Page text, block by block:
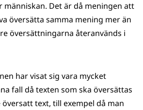
Det är då meningen att
översätta samma mening mer än
översättningarna återanvänds i
har visat sig vara mycket
fall då texten som ska översättas
text, till exempel då man